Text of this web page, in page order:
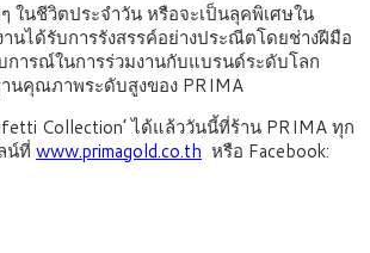
ในชีวิตประจำวัน หรือจะเป็นลุคพิเศษใน
นได้รับการรังสรรค์อย่างประณีตโดยช่างฝีมือ
ารณ์ในการร่วมงานกับแบรนด์ระดับโลก
นคุณภาพระดับสูงของ PRIMA
Collection’ ได้แล้ววันนี้ที่ร้าน PRIMA ทุก
น์ที่ www.primagold.co.th หรือ Facebook: